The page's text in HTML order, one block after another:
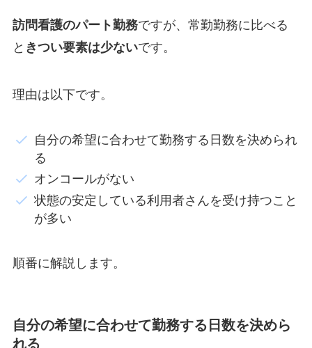
訪問看護のパート勤務ですが、常勤勤務に比べる
と きつい要素は少ないです。
理由は以下です。
自分の希望に合わせて勤務する日数を決められ
る
オンコールがない
状態の安定している利用者さんを受け持つこと
が多い
順番に解説します。
自分の希望に合わせて勤務する日数を決めら
れる